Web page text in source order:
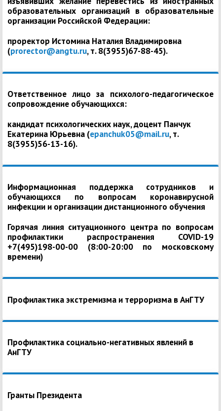
образовательных организаций в образовательные
организации Российской Федерации:
проректор Истомина Наталия Владимировна
(prorector@angtu.ru, т. 8(3955)67-88-45).
Ответственное лицо за психолого-педагогическое
сопровождение обучающихся:
кандидат психологических наук, доцент Панчук
Екатерина Юрьевна (epanchuk05@mail.ru, т.
8(3955)56-13-16).
Информационная поддержка сотрудников и
обучающихся по вопросам коронавирусной
инфекции и организации дистанционного обучения
Горячая линия ситуационного центра по вопросам
профилактики распространения COVID-19
+7(495)198-00-00 (8:00-20:00 по московскому
времени)
Профилактика экстремизма и терроризма в АнГТУ
Профилактика социально-негативных явлений в
АнГТУ
Гранты Президента